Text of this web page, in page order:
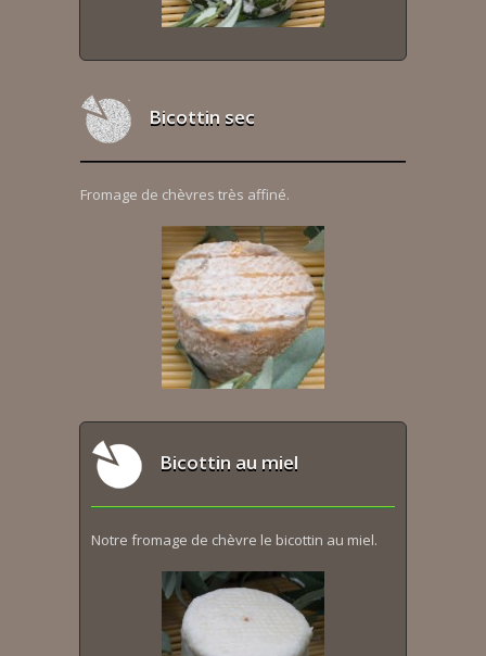
Bicottin sec
Fromage de chèvres très affiné.
Bicottin au miel
Notre fromage de chèvre le bicottin au miel.